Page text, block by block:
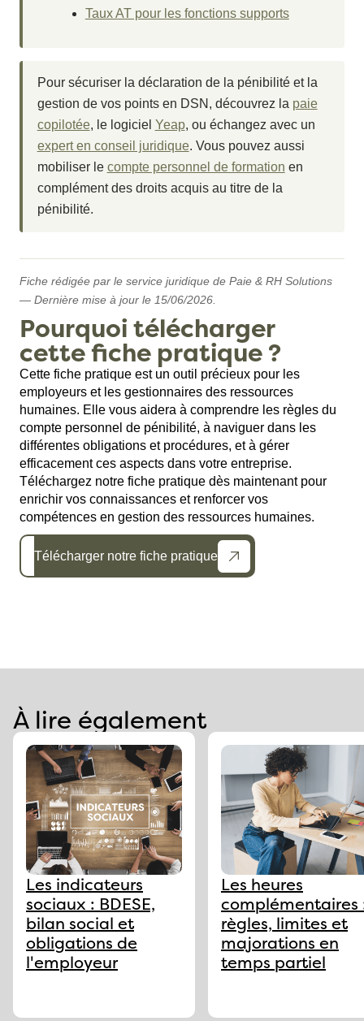
Taux AT pour les fonctions supports
Pour sécuriser la déclaration de la pénibilité et la
gestion de vos points en DSN, découvrez la paie
copilotée, le logiciel Yeap, ou échangez avec un
expert en conseil juridique. Vous pouvez aussi
mobiliser le compte personnel de formation en
complément des droits acquis au titre de la
pénibilité.
Fiche rédigée par le service juridique de Paie & RH Solutions
— Dernière mise à jour le 15/06/2026.
Pourquoi télécharger
cette fiche pratique ?
Cette fiche pratique est un outil précieux pour les
employeurs et les gestionnaires des ressources
humaines. Elle vous aidera à comprendre les règles du
compte personnel de pénibilité, à naviguer dans les
différentes obligations et procédures, et à gérer
efficacement ces aspects dans votre entreprise.
Téléchargez notre fiche pratique dès maintenant pour
enrichir vos connaissances et renforcer vos
compétences en gestion des ressources humaines.
Télécharger notre fiche pratique
À lire également
Les indicateurs
sociaux : BDESE,
bilan social et
obligations de
l'employeur
Les heures
complémentaires
règles, limites et
majorations en
temps partiel